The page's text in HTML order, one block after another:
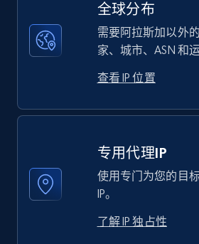
全球分布
需要阿拉斯加以外
家、城市、ASN 和
查看 IP 位置
专用代理IP
使用专门为您的目
IP。
了解 IP 独占性